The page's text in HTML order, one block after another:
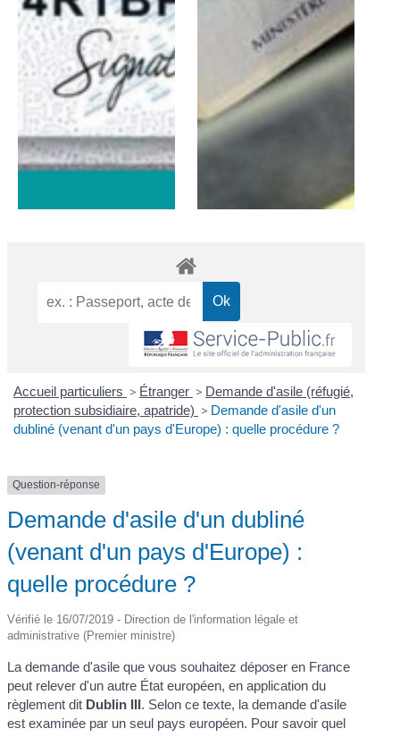
Accueil particuliers > Étranger > Demande d'asile (réfugié,
protection subsidiaire, apatride) > Demande d'asile d'un
dubliné (venant d'un pays d'Europe) : quelle procédure ?
Question-réponse
Demande d'asile d'un dubliné
(venant d'un pays d'Europe) :
quelle procédure ?
Vérifié le 16/07/2019 - Direction de l'information légale et
administrative (Premier ministre)
La demande d'asile que vous souhaitez déposer en France
peut relever d'un autre État européen, en application du
règlement dit Dublin III. Selon ce texte, la demande d'asile
est examinée par un seul pays européen. Pour savoir quel